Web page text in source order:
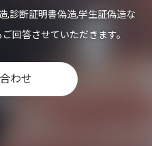
,診断証明書偽造,学生証偽造な
回答させていただきます。
わせ